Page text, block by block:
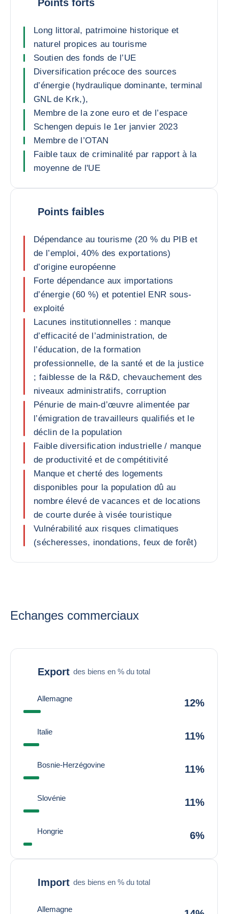
Points forts
Long littoral, patrimoine historique et
naturel propices au tourisme
Soutien des fonds de l’UE
Diversification précoce des sources
d’énergie (hydraulique dominante, terminal
GNL de Krk,),
Membre de la zone euro et de l’espace
Schengen depuis le 1er janvier 2023
Membre de l’OTAN
Faible taux de criminalité par rapport à la
moyenne de l'UE
Points faibles
Dépendance au tourisme (20 % du PIB et
de l’emploi, 40% des exportations)
d’origine européenne
Forte dépendance aux importations
d’énergie (60 %) et potentiel ENR sous-
exploité
Lacunes institutionnelles : manque
d’efficacité de l’administration, de
l’éducation, de la formation
professionnelle, de la santé et de la justice
; faiblesse de la R&D, chevauchement des
niveaux administratifs, corruption
Pénurie de main-d’œuvre alimentée par
l’émigration de travailleurs qualifiés et le
déclin de la population
Faible diversification industrielle / manque
de productivité et de compétitivité
Manque et cherté des logements
disponibles pour la population dû au
nombre élevé de vacances et de locations
de courte durée à visée touristique
Vulnérabilité aux risques climatiques
(sécheresses, inondations, feux de forêt)
Echanges commerciaux
Export des biens en % du total
Allemagne 12%
Italie 11%
Bosnie-Herzégovine 11%
Slovénie 11%
Hongrie 6%
Import des biens en % du total
Allemagne